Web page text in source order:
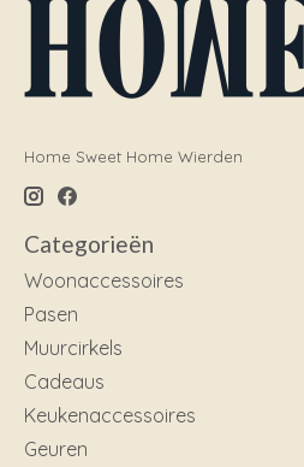
Home Sweet Home Wierden
Categorieën
Woonaccessoires
Pasen
Muurcirkels
Cadeaus
Keukenaccessoires
Geuren